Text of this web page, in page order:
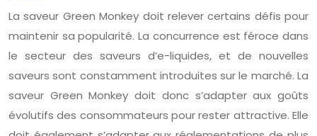
La saveur Green Monkey doit relever certains défis pour
maintenir sa popularité. La concurrence est féroce dans
le secteur des saveurs d’e-liquides, et de nouvelles
saveurs sont constamment introduites sur le marché. La
saveur Green Monkey doit donc s’adapter aux goûts
évolutifs des consommateurs pour rester attractive. Elle